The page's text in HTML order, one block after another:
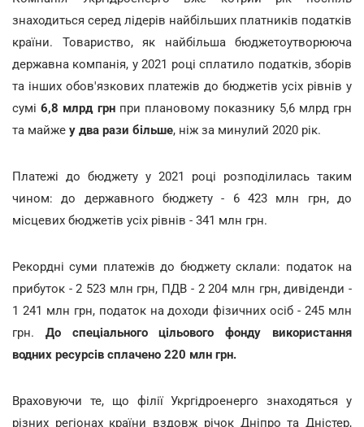
знаходиться серед лідерів найбільших платників податків
країни. Товариство, як найбільша бюджетоутворююча
державна компанія, у 2021 році сплатило податків, зборів
та інших обов'язкових платежів до бюджетів усіх рівнів у
сумі6,8 млрд грнпри плановому показнику 5,6 млрд грн
та майже у два рази більше, ніж за минулий 2020 рік.
Платежі до бюджету у 2021 році розподілилась таким
чином: до державного бюджету - 6 423 млн грн, до
місцевих бюджетів усіх рівнів - 341 млн грн.
Рекордні суми платежів до бюджету склали: податок на
прибуток - 2 523 млн грн, ПДВ - 2 204 млн грн, дивіденди -
1 241 млн грн, податок на доходи фізичних осіб - 245 млн
грн. До спеціального цільового фонду використання
водних ресурсів сплачено 220 млн грн.
Враховуючи те, що філії Укргідроенерго знаходяться у
різних регіонах країни вздовж річок Дніпро та Дністер,